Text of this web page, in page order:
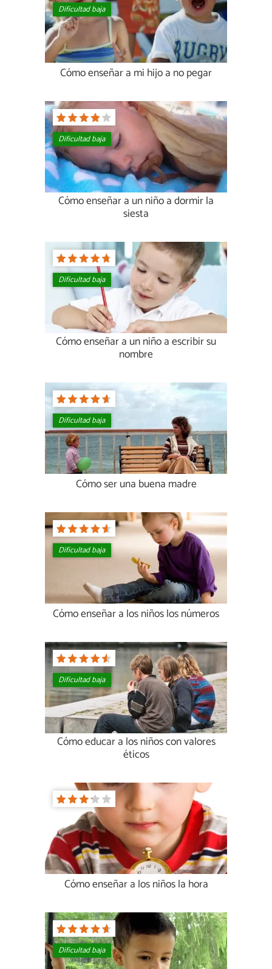
Dificultad baja
Cómo enseñar a mi hijo a no pegar
Dificultad baja
Cómo enseñar a un niño a dormir la
siesta
Dificultad baja
Cómo enseñar a un niño a escribir su
nombre
Dificultad baja
Cómo ser una buena madre
Dificultad baja
Cómo enseñar a los niños los números
Dificultad baja
Cómo educar a los niños con valores
éticos
Cómo enseñar a los niños la hora
Dificultad baja